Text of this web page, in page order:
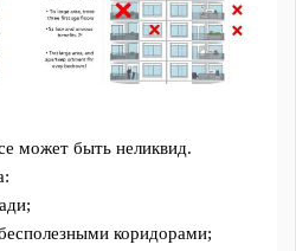
может быть неликвид.
коридорами;